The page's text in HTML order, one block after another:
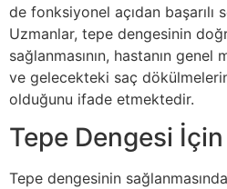
de fonksiyonel açıdan başarılı
Uzmanlar, tepe dengesinin
sağlanmasının, hastanın genel
ve gelecekteki saç
olduğunu ifade etmektedir.
Tepe Dengesi
Tepe dengesinin